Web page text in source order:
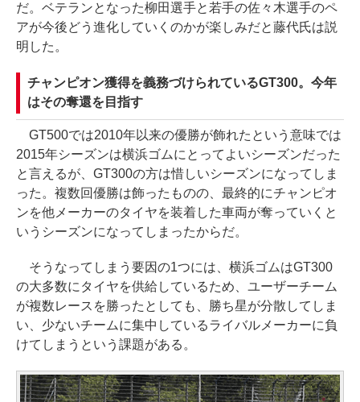
だ。ベテランとなった柳田選手と若手の佐々木選手のペ
アが今後どう進化していくのかが楽しみだと藤代氏は説
明した。
チャンピオン獲得を義務づけられているGT300。今年
はその奪還を目指す
GT500では2010年以来の優勝が飾れたという意味では
2015年シーズンは横浜ゴムにとってよいシーズンだった
と言えるが、GT300の方は惜しいシーズンになってしま
った。複数回優勝は飾ったものの、最終的にチャンピオ
ンを他メーカーのタイヤを装着した車両が奪っていくと
いうシーズンになってしまったからだ。
そうなってしまう要因の1つには、横浜ゴムはGT300
の大多数にタイヤを供給しているため、ユーザーチーム
が複数レースを勝ったとしても、勝ち星が分散してしま
い、少ないチームに集中しているライバルメーカーに負
けてしまうという課題がある。